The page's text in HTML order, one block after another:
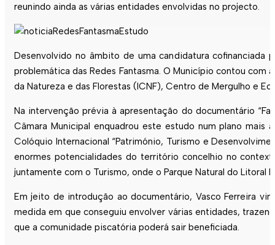
reunindo ainda as várias entidades envolvidas no projecto.
Desenvolvido no âmbito de uma candidatura cofinanciada
problemática das Redes Fantasma. O Município contou com
da Natureza e das Florestas (ICNF), Centro de Mergulho e
Na intervenção prévia à apresentação do documentário
Câmara Municipal enquadrou este estudo num plano
Colóquio Internacional “Património, Turismo e
enormes potencialidades do território concelhio no
juntamente com o Turismo, onde o Parque Natural do
Em jeito de introdução ao documentário, Vasco Ferreira
medida em que conseguiu envolver várias entidades,
que a comunidade piscatória poderá sair beneficiada.